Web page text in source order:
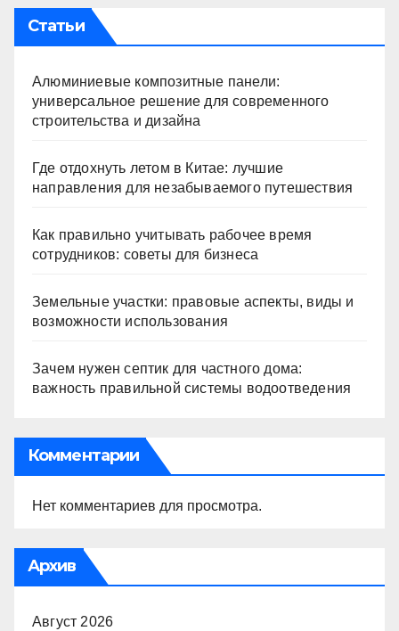
Статьи
Алюминиевые композитные панели:
универсальное решение для современного
строительства и дизайна
Где отдохнуть летом в Китае: лучшие
направления для незабываемого путешествия
Как правильно учитывать рабочее время
сотрудников: советы для бизнеса
Земельные участки: правовые аспекты, виды и
возможности использования
Зачем нужен септик для частного дома:
важность правильной системы водоотведения
Комментарии
Нет комментариев для просмотра.
Архив
Август 2026